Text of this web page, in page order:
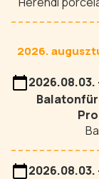
2026.
2026.08.03.
2026.08.03.